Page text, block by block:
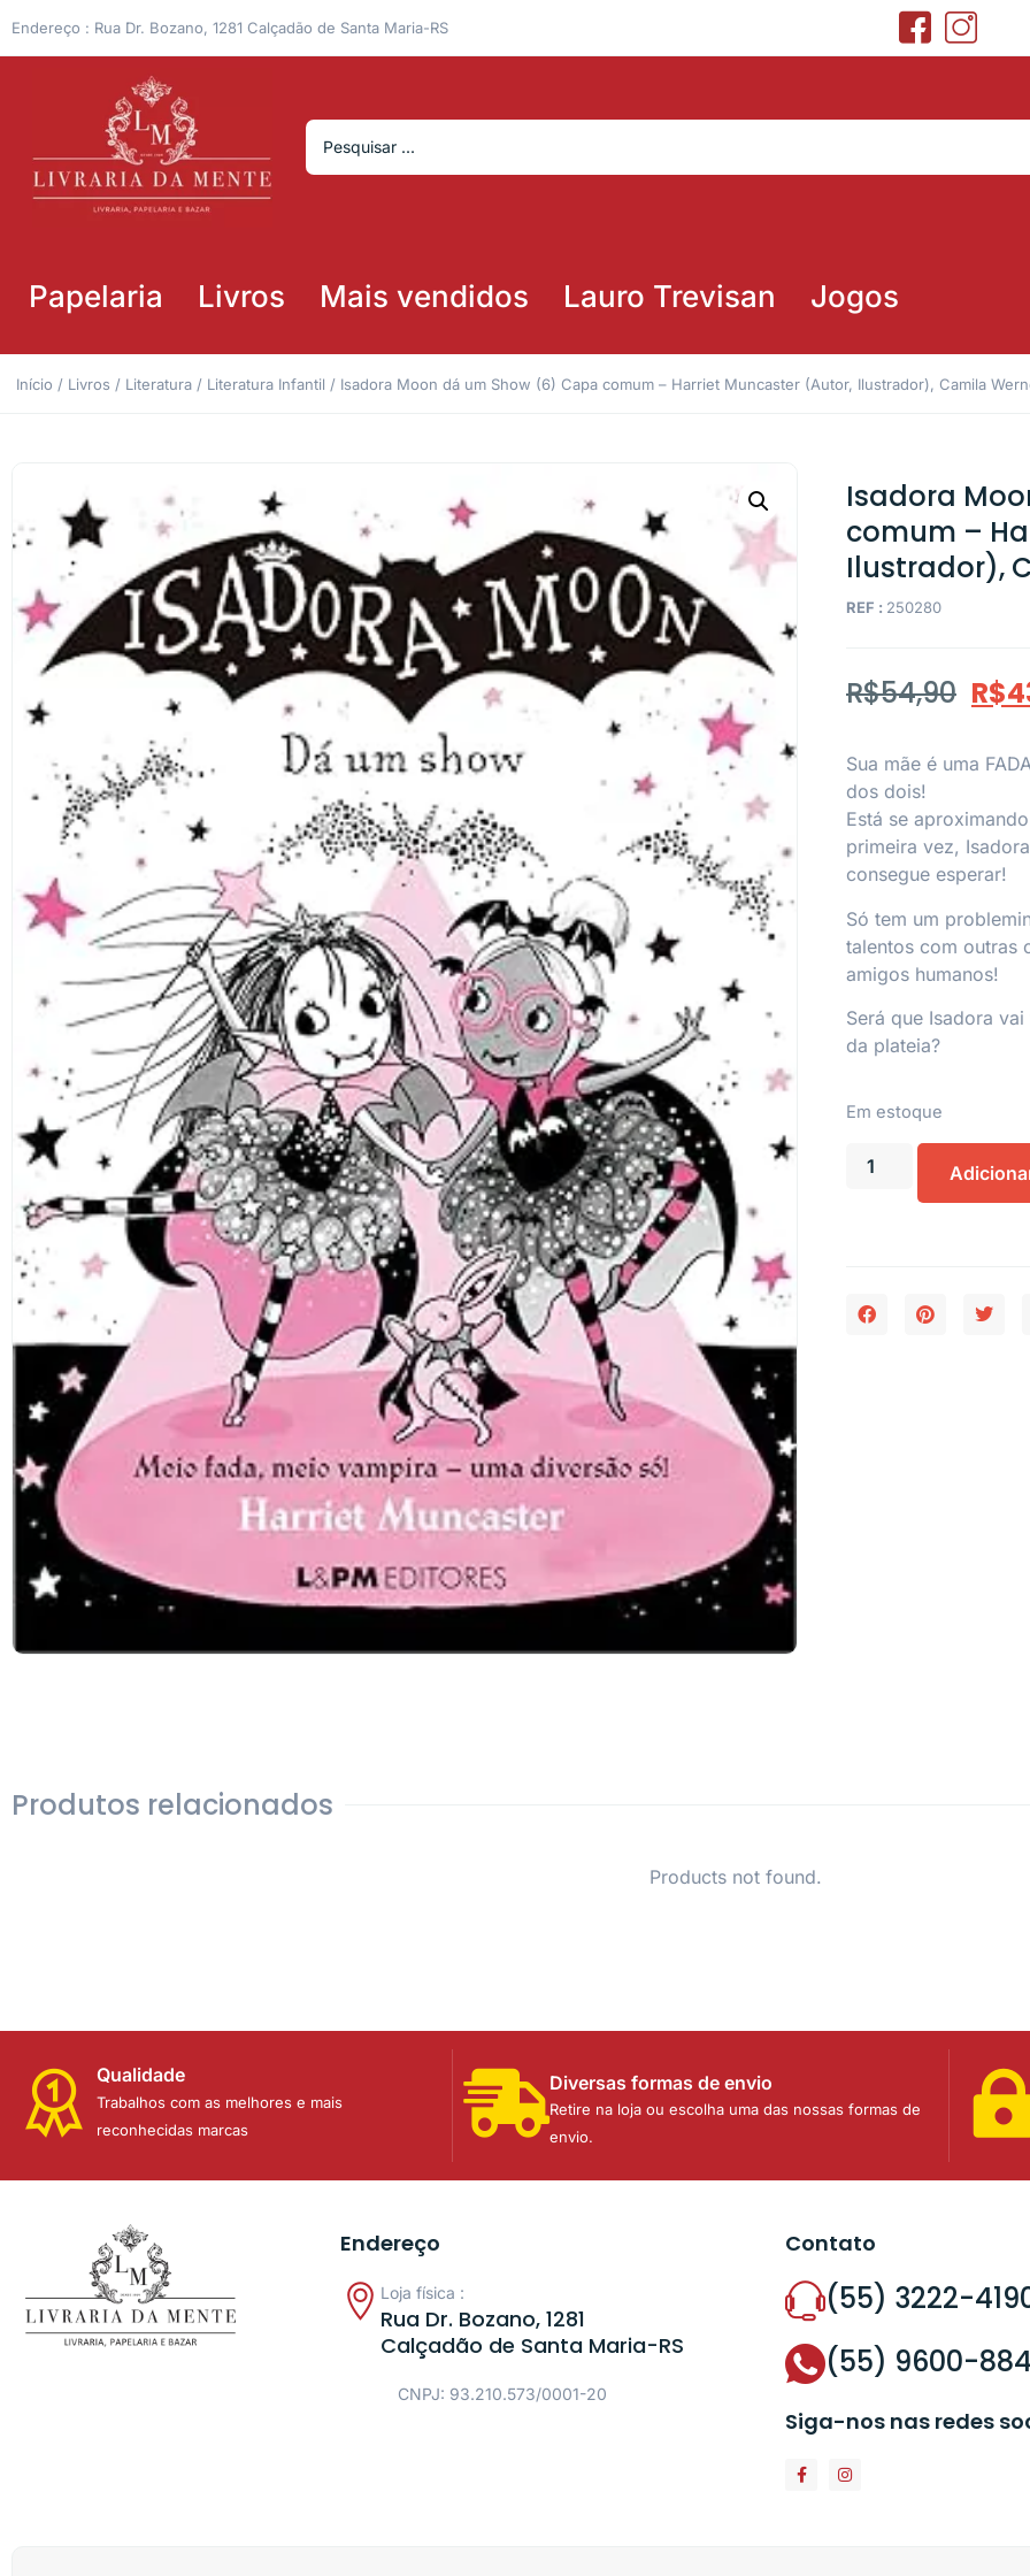
Endereço : Rua Dr. Bozano, 1281 Calçadão de Santa Maria-RS
Papelaria Livros Mais vendidos Lauro Trevisan Jogos
Início / Livros / Literatura / Literatura Infantil / Isadora Moon dá um Show (6) Capa comum – Harriet Muncaster (Autor, Ilustrador), Camila
Isadora
comum –
Ilustrador),
REF : 250280
R$54,90 R$
Sua mãe é uma
dos dois!
Está se
primeira vez,
consegue esperar!
Só tem um
talentos com outras
amigos humanos!
Será que Isadora
da plateia?
Em estoque
Produtos relacionados
Products not found.
Qualidade
Trabalhos com as melhores e mais
reconhecidas marcas
Diversas formas de envio
Retire na loja ou escolha uma das nossas formas de
envio.
Endereço
Loja física :
Rua Dr. Bozano, 1281
Calçadão de Santa Maria-RS
CNPJ: 93.210.573/0001-20
Contato
(55) 3222-
(55) 9600-
Siga-nos nas redes